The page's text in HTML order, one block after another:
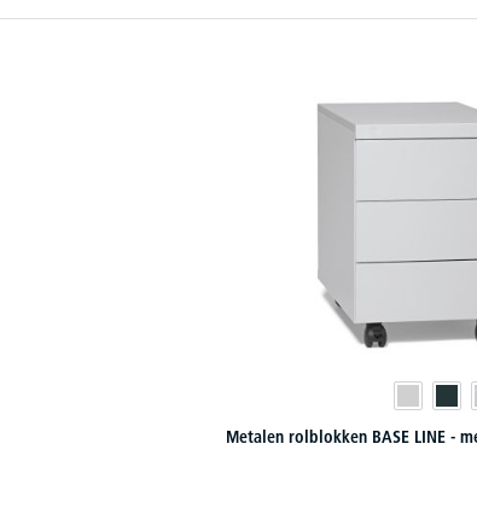
Metalen rolblokken BASE LINE -